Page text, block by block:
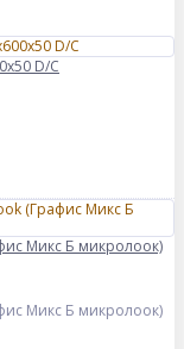
D/С
Микс Б микролоок)
Микс Б микролоок)